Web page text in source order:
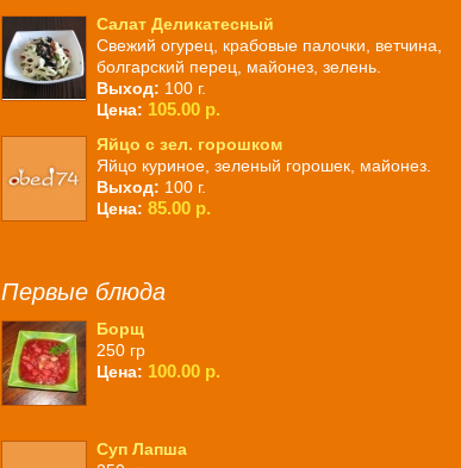
Салат Деликатесный
Свежий огурец, крабовые палочки, ветчина,
болгарский перец, майонез, зелень.
Выход: 100 г.
Цена: 105.00 р.
Яйцо с зел. горошком
Яйцо куриное, зеленый горошек, майонез.
Выход: 100 г.
Цена: 85.00 р.
Первые блюда
Борщ
250 гр
Цена: 100.00 р.
Суп Лапша